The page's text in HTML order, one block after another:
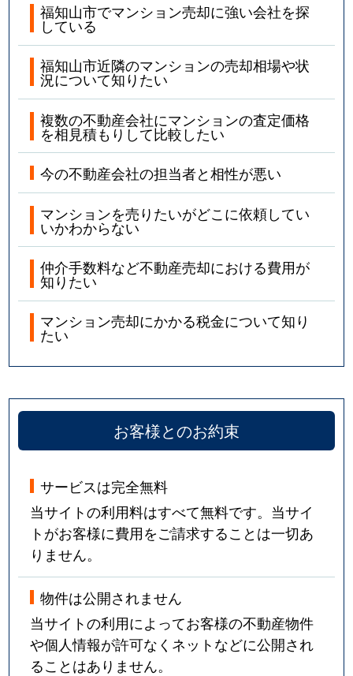
福知山市でマンション売却に強い会社を探
している
福知山市近隣のマンションの売却相場や状
況について知りたい
複数の不動産会社にマンションの査定価格
を相見積もりして比較したい
今の不動産会社の担当者と相性が悪い
マンションを売りたいがどこに依頼してい
いかわからない
仲介手数料など不動産売却における費用が
知りたい
マンション売却にかかる税金について知り
たい
お客様とのお約束
サービスは完全無料
当サイトの利用料はすべて無料です。当サイ
トがお客様に費用をご請求することは一切あ
りません。
物件は公開されません
当サイトの利用によってお客様の不動産物件
や個人情報が許可なくネットなどに公開され
ることはありません。